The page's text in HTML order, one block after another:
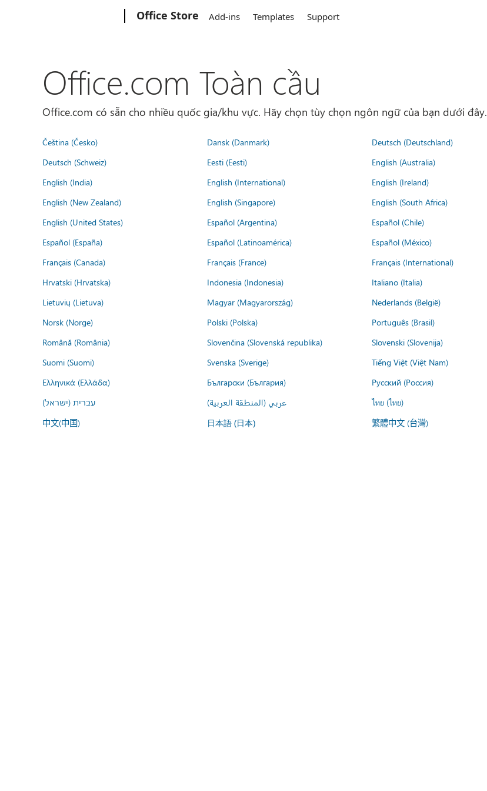
Office Store Add-ins Templates Support
Office.com Toàn cầu
Office.com có sẵn cho nhiều quốc gia/khu vực. Hãy chọn tùy chọn ngôn ngữ của bạn dưới đây.
Čeština (Česko) Dansk (Danmark) Deutsch (Deutschland)
Deutsch (Schweiz)
Eesti (Eesti) English (Australia)
English (India)
English (International) English (Ireland)
English (New Zealand)
English (Singapore) English (South Africa)
English (United States)
Español (Argentina) Español (Chile)
Español (España)
Español (Latinoamérica) Español (México)
Français (Canada)
Français (France) Français (International)
Hrvatski (Hrvatska)
Indonesia (Indonesia) Italiano (Italia)
Lietuvių (Lietuva)
Magyar (Magyarország) Nederlands (België)
Norsk (Norge)
Polski (Polska) Português (Brasil)
Română (România)
Slovenčina (Slovenská republika) Slovenski (Slovenija)
Suomi (Suomi)
Svenska (Sverige) Tiếng Việt (Việt Nam)
Ελληνικά (Ελλάδα)
Български (България) Русский (Россия)
עברית (ישראל)
عربي (المنطقة العربية) ไทย (ไทย)
中文(中国) 日本語 (日本) 繁體中文 (台灣)